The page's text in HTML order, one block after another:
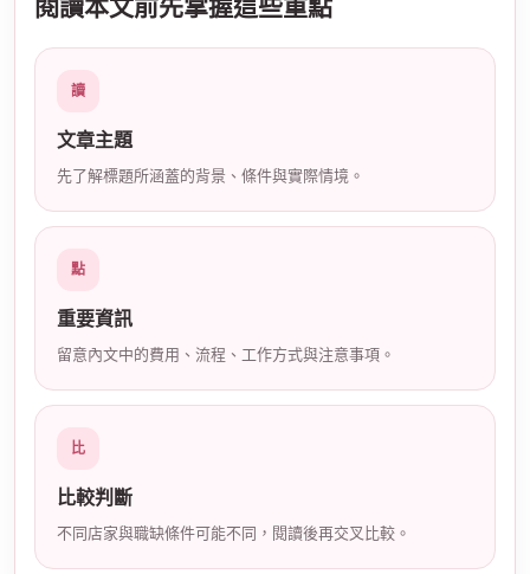
閱讀本文前先掌握這些重點
讀
文章主題
先了解標題所涵蓋的背景、條件與實際情境。
點
重要資訊
留意內文中的費用、流程、工作方式與注意事項。
比
比較判斷
不同店家與職缺條件可能不同，閱讀後再交叉比較。